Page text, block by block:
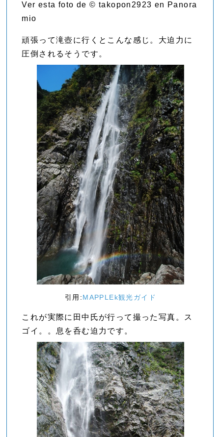
Ver esta foto de © takopon2923 en Panora
mio
頑張って滝壺に行くとこんな感じ。大迫力に
圧倒されるそうです。
引用:MAPPLEk観光ガイド
これが実際に田中氏が行って撮った写真。ス
ゴイ。。息を呑む迫力です。